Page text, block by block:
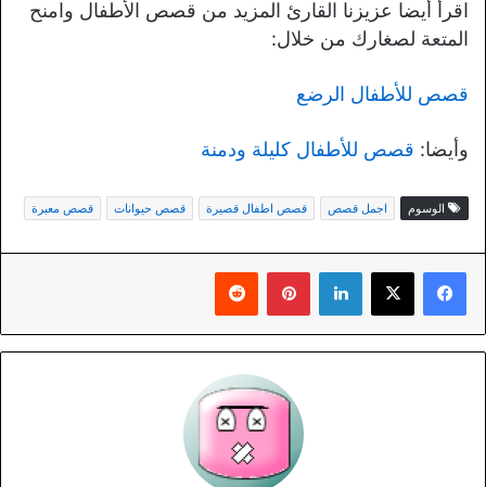
اقرأ أيضا عزيزنا القارئ المزيد من قصص الأطفال وامنح
المتعة لصغارك من خلال:
قصص للأطفال الرضع
وأيضا: قصص للأطفال كليلة ودمنة
الوسوم اجمل قصص قصص اطفال قصيرة قصص حيوانات قصص معبرة
لينكدإن بينتيريست